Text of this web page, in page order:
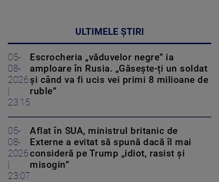
ULTIMELE ȘTIRI
05-
08-
2026
23:15
Escrocheria „văduvelor negre” ia
amploare în Rusia. „Găsește-ți un soldat
și când va fi ucis vei primi 8 milioane de
ruble”
05-
08-
2026
23:07
Aflat în SUA, ministrul britanic de
Externe a evitat să spună dacă îl mai
consideră pe Trump „idiot, rasist și
misogin”